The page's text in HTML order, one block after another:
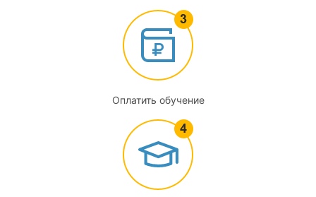
2.7
2.8
Защита трудовых прав работников. Разрешение трудовых
3
Оплатить обучение